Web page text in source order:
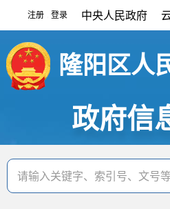
注册 登录 中央人民政府
隆阳区人
政府信